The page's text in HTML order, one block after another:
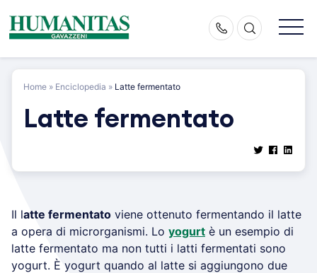
content
Home » Enciclopedia » Latte fermentato
Latte fermentato
Il latte fermentato viene ottenuto fermentando il latte
a opera di microrganismi. Lo yogurt è un esempio di
latte fermentato ma non tutti i latti fermentati sono
yogurt. È yogurt quando al latte si aggiungono due